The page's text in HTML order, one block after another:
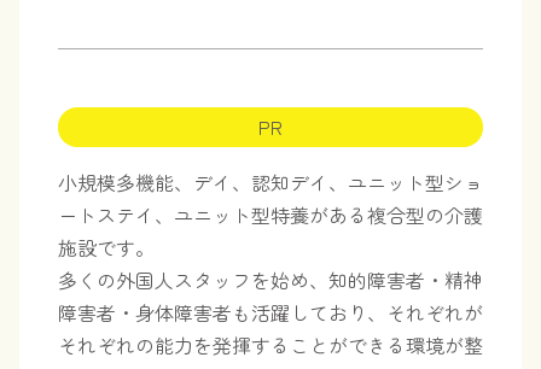
PR
小規模多機能、デイ、認知デイ、ユニット型ショ
ートステイ、ユニット型特養がある複合型の介護
施設です。
多くの外国人スタッフを始め、知的障害者・精神
障害者・身体障害者も活躍しており、それぞれが
それぞれの能力を発揮することができる環境が整